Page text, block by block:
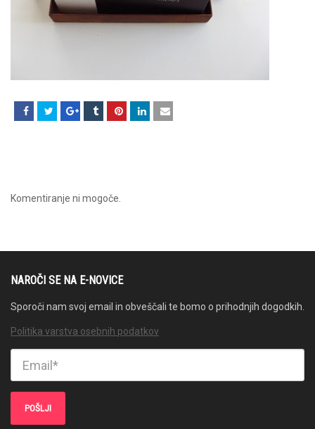
Komentiranje ni mogoče.
NAROČI SE NA E-NOVICE
Sporoči nam svoj email in obveščali te bomo o prihodnjih dogodkih.
Politika varstva osebnih podatkov